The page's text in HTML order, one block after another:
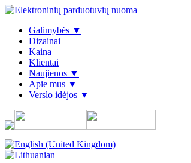
Galimybės ▼
Dizainai
Kaina
Klientai
Naujienos ▼
Apie mus ▼
Verslo idėjos ▼